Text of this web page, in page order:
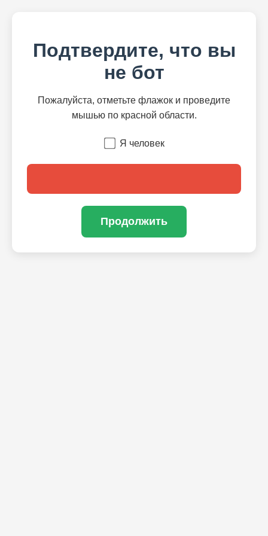
Подтвердите, что вы
не бот
Пожалуйста, отметьте флажок и проведите
мышью по красной области.
Я человек
Продолжить